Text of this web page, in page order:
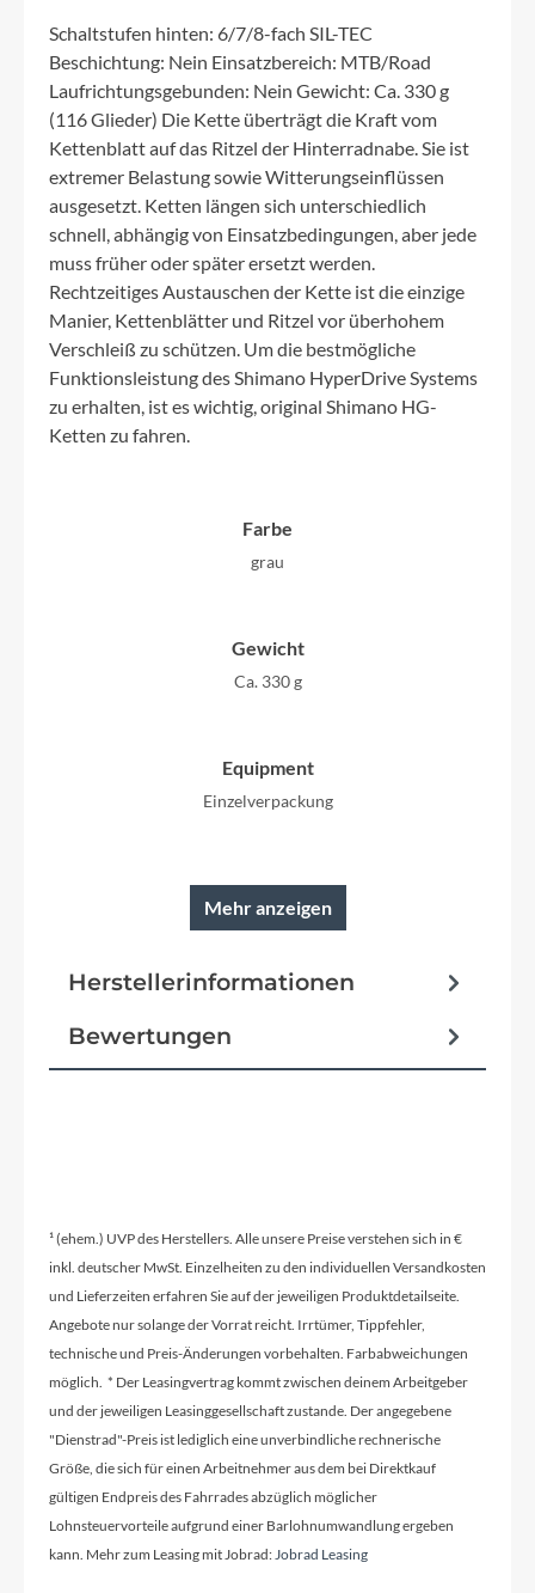
Schaltstufen hinten: 6/7/8-fach SIL-TEC
Beschichtung: Nein Einsatzbereich: MTB/Road
Laufrichtungsgebunden: Nein Gewicht: Ca. 330 g
(116 Glieder) Die Kette überträgt die Kraft vom
Kettenblatt auf das Ritzel der Hinterradnabe. Sie ist
extremer Belastung sowie Witterungseinflüssen
ausgesetzt. Ketten längen sich unterschiedlich
schnell, abhängig von Einsatzbedingungen, aber jede
muss früher oder später ersetzt werden.
Rechtzeitiges Austauschen der Kette ist die einzige
Manier, Kettenblätter und Ritzel vor überhohem
Verschleiß zu schützen. Um die bestmögliche
Funktionsleistung des Shimano HyperDrive Systems
zu erhalten, ist es wichtig, original Shimano HG-
Ketten zu fahren.
Farbe
grau
Gewicht
Ca. 330 g
Equipment
Einzelverpackung
Mehr anzeigen
Herstellerinformationen
Bewertungen
¹ (ehem.) UVP des Herstellers. Alle unsere Preise verstehen sich in €
inkl. deutscher MwSt. Einzelheiten zu den individuellen Versandkosten
und Lieferzeiten erfahren Sie auf der jeweiligen Produktdetailseite.
Angebote nur solange der Vorrat reicht. Irrtümer, Tippfehler,
technische und Preis-Änderungen vorbehalten. Farbabweichungen
möglich. * Der Leasingvertrag kommt zwischen deinem Arbeitgeber
und der jeweiligen Leasinggesellschaft zustande. Der angegebene
"Dienstrad"-Preis ist lediglich eine unverbindliche rechnerische
Größe, die sich für einen Arbeitnehmer aus dem bei Direktkauf
gültigen Endpreis des Fahrrades abzüglich möglicher
Lohnsteuervorteile aufgrund einer Barlohnumwandlung ergeben
kann. Mehr zum Leasing mit Jobrad:Jobrad Leasing